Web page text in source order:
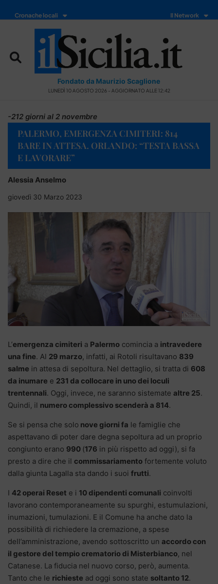
Cronache locali Il Network
Fondato da Maurizio Scaglione
LUNEDÌ 10 AGOSTO 2026 - AGGIORNATO ALLE 12:42
-212 giorni al 2 novembre
PALERMO, EMERGENZA CIMITERI: 814
BARE IN ATTESA. ORLANDO: “TESTA BASSA
E LAVORARE”
Alessia Anselmo
giovedì 30 Marzo 2023
L’emergenza cimiteri a Palermo comincia a intravedere
una fine. Al 29 marzo, infatti, ai Rotoli risultavano 839
salme in attesa di sepoltura. Nel dettaglio, si tratta di 608
da inumare e 231 da collocare in uno dei loculi
trentennali. Oggi, invece, ne saranno sistemate altre 25.
Quindi, il numero complessivo scenderà a 814.
Se si pensa che solo nove giorni fa le famiglie che
aspettavano di poter dare degna sepoltura ad un proprio
congiunto erano 990 (176 in più rispetto ad oggi), si fa
presto a dire che il commissariamento fortemente voluto
dalla giunta Lagalla sta dando i suoi frutti.
I 42 operai Reset e i 10 dipendenti comunali coinvolti
lavorano contemporaneamente su spurghi, estumulazioni,
inumazioni, tumulazioni. E il Comune ha anche dato la
possibilità di richiedere la cremazione, a spese
dell’amministrazione, avendo sottoscritto un accordo con
il gestore del tempio crematorio di Misterbianco, nel
Catanese. La fiducia nel nuovo corso, però, aumenta.
Tanto che le richieste ad oggi sono state soltanto 12.